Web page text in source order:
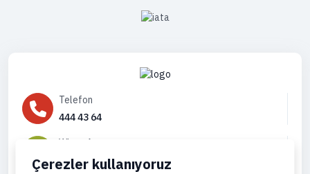
Telefon
444 43 64
WhatsApp
905444996736
Çerezler kullanıyoruz